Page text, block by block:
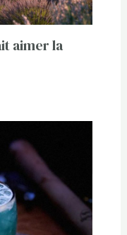
aimer la